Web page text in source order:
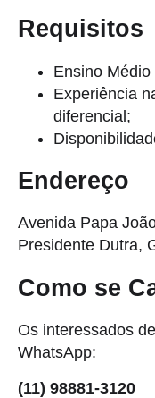
Requisitos
Ensino Médio
Experiência
diferencial;
Endereço
Avenida Papa
Presidente Dutra,
Como se
Os interessados
WhatsApp:
(11) 98881-3120